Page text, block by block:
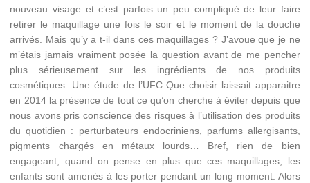
nouveau visage et c’est parfois un peu compliqué de leur faire
retirer le maquillage une fois le soir et le moment de la douche
arrivés. Mais qu’y a t-il dans ces maquillages ? J’avoue que je ne
m’étais jamais vraiment posée la question avant de me pencher
plus sérieusement sur les ingrédients de nos produits
cosmétiques. Une étude de l’UFC Que choisir laissait apparaitre
en 2014 la présence de tout ce qu’on cherche à éviter depuis que
nous avons pris conscience des risques à l’utilisation des produits
du quotidien : perturbateurs endocriniens, parfums allergisants,
pigments chargés en métaux lourds… Bref, rien de bien
engageant, quand on pense en plus que ces maquillages, les
enfants sont amenés à les porter pendant un long moment. Alors